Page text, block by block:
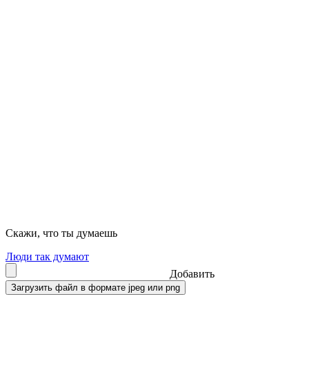
Скажи, что ты думаешь
Люди так думают
Добавить